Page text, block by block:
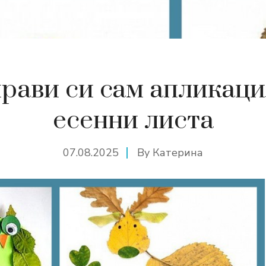
си сам
есенни листа
07.08.2025 By Катерина